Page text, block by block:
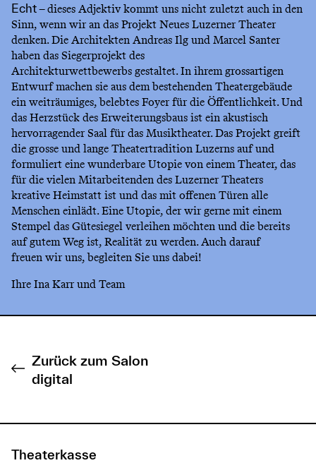
Echt– dieses Adjektiv kommt uns nicht zuletzt auch in den
Sinn, wenn wir an das Projekt Neues Luzerner Theater
denken. Die Architekten Andreas Ilg und Marcel Santer
haben das Siegerprojekt des
Architekturwettbewerbs gestaltet. In ihrem grossartigen
Entwurf machen sie aus dem bestehenden Theatergebäude
ein weiträumiges, belebtes Foyer für die Öffentlichkeit. Und
das Herzstück des Erweiterungsbaus ist ein akustisch
hervorragender Saal für das Musiktheater. Das Projekt greift
die grosse und lange Theatertradition Luzerns auf und
formuliert eine wunderbare Utopie von einem Theater, das
für die vielen Mitarbeitenden des Luzerner Theaters
kreative Heimstatt ist und das mit offenen Türen alle
Menschen einlädt. Eine Utopie, der wir gerne mit einem
Stempel das Gütesiegel verleihen möchten und die bereits
auf gutem Weg ist, Realität zu werden. Auch darauf
freuen wir uns, begleiten Sie uns dabei!
Ihre Ina Karr und Team
Zurück zum Salon
digital
Theaterkasse